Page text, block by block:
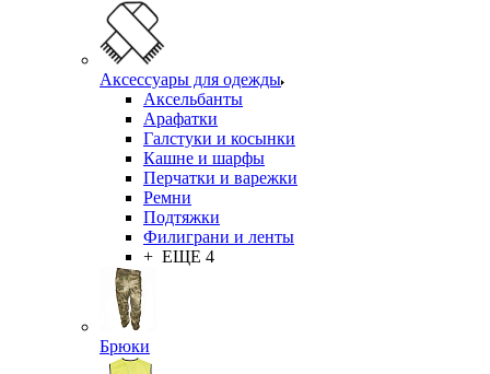
Аксессуары для одежды
Аксельбанты
Арафатки
Галстуки и косынки
Кашне и шарфы
Перчатки и варежки
Ремни
Подтяжки
Филиграни и ленты
+ ЕЩЕ 4
Брюки